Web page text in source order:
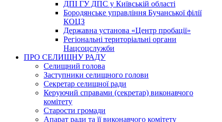
ДПІ ГУ ДПС у Київській області
Бородянське управління Бучанської філії
КОЦЗ
Державна установа «Центр пробації»
Регіональні територіальні органи
Нацсоцслужби
ПРО СЕЛИЩНУ РАДУ
Селищний голова
Заступники селищного голови
Секретар селищної ради
Керуючий справами (секретар) виконавчого
комітету
Старости громади
Апарат ради та її виконавчого комітету